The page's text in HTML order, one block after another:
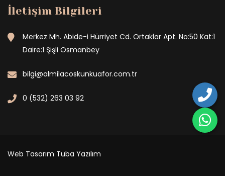
İletişim Bilgileri
Merkez Mh. Abide-i Hürriyet Cd. Ortaklar Apt. No:50 Kat:1
Daire:1 Şişli Osmanbey
bilgi@almilacoskunkuafor.com.tr
0 (532) 263 03 92
Web Tasarım Tuba Yazılım